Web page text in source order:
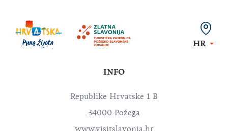
HR
INFO
Republike Hrvatske 1 B
34000 Požega
www.visitslavonia.hr